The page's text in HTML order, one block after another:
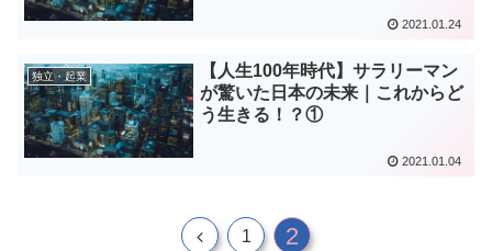
2021.01.24
独立・起業
【人生100年時代】サラリーマン
が驚いた日本の未来｜これからど
う生きる！？①
2021.01.04
1 2